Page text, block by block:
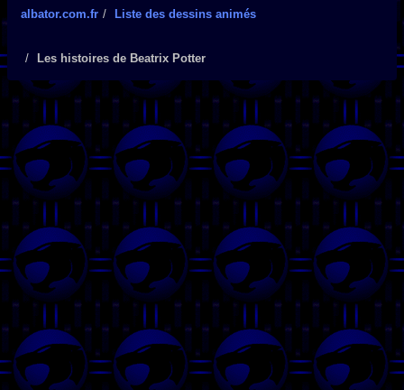
albator.com.fr Liste des dessins animés
Les histoires de Beatrix Potter